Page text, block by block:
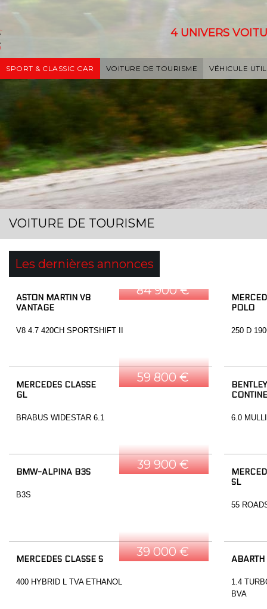
4 UNIVERS
SPORT & CLASSIC CAR VOITURE DE TOURISME VÉHICULE
VOITURE DE TOURISME
Les dernières annonces
84 900 €
ASTON MARTIN V8
VANTAGE
V8 4.7 420CH SPORTSHIFT II
POLO
250 D
59 800 €
MERCEDES CLASSE
GL
BRABUS WIDESTAR 6.1
BENTLEY
6.0
39 900 €
BMW-ALPINA B3S
B3S
SL
55
39 000 €
MERCEDES CLASSE S
400 HYBRID L TVA ETHANOL
1.4
BVA